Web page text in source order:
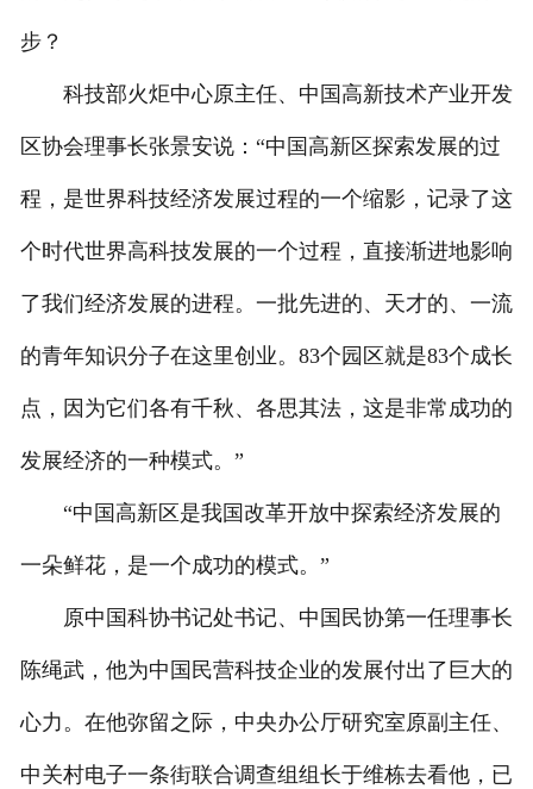
步？
科技部火炬中心原主任、中国高新技术产业开发
区协会理事长张景安说：“中国高新区探索发展的过
程，是世界科技经济发展过程的一个缩影，记录了这
个时代世界高科技发展的一个过程，直接渐进地影响
了我们经济发展的进程。一批先进的、天才的、一流
的青年知识分子在这里创业。83个园区就是83个成长
点，因为它们各有千秋、各思其法，这是非常成功的
发展经济的一种模式。”
“中国高新区是我国改革开放中探索经济发展的
一朵鲜花，是一个成功的模式。”
原中国科协书记处书记、中国民协第一任理事长
陈绳武，他为中国民营科技企业的发展付出了巨大的
心力。在他弥留之际，中央办公厅研究室原副主任、
中关村电子一条街联合调查组组长于维栋去看他，已